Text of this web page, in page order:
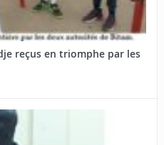
reçus en triomphe par les